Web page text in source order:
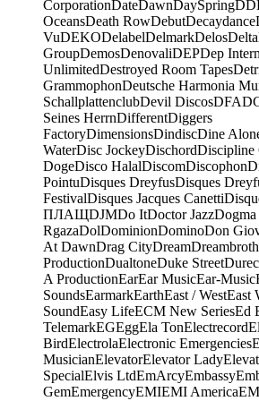
CorporationDateDawnDaySpring
OceansDeath RowDebutDecaydance
VuDEKODelabelDelmarkDelosDelta
GroupDemosDenovaliDEPDep
UnlimitedDestroyed Room Tapes
GrammophonDeutsche Harmonia
SchallplattenclubDevil DiscosDFA
Seines HerrnDifferentDiggers
FactoryDimensionsDindiscDine
WaterDisc JockeyDischordDiscipline
DogeDisco HalalDiscomDiscophon
PointuDisques DreyfusDisques
FestivalDisques Jacques Canetti
ПЛАЩDJMDo ItDoctor JazzDogma
RgazaDolDominionDominoDon
At DawnDrag CityDream
ProductionDualtoneDuke Street
A ProductionEarEar MusicEar-Music
SoundsEarmarkEarthEast / WestEast
SoundEasy LifeECM New SeriesEd
TelemarkEGEggEla TonElectrecord
BirdElectrolaElectronic Emergencies
MusicianElevatorElevator Lady
SpecialElvis LtdEmArcyEmbassy
GemEmergencyEMIEMI America